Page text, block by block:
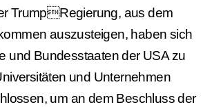
TrumpRegierung, aus dem
auszusteigen, haben sich
und Bundesstaaten der USA zu
und Unternehmen
um an dem Beschluss der